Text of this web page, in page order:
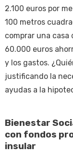
2.100 euros por
100 metros
comprar una
60.000 euros
y los gastos.
justificando la
ayudas a la
Bienestar
con fondos
insular